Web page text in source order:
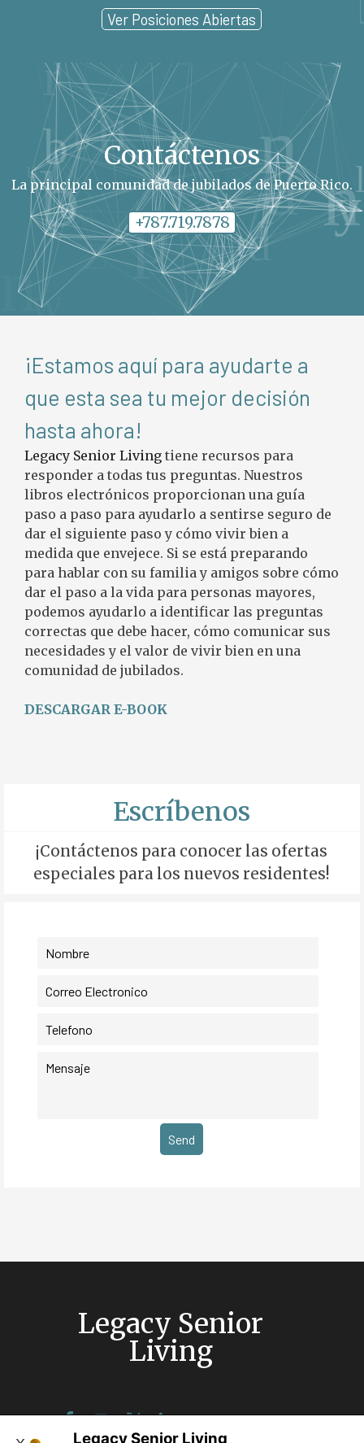
Ver Posiciones Abiertas
Contáctenos
La principal comunidad de jubilados de Puerto Rico.
+787.719.7878
¡Estamos aquí para ayudarte a
que esta sea tu mejor decisión
hasta ahora!
Legacy Senior Living tiene recursos para
responder a todas tus preguntas. Nuestros
libros electrónicos proporcionan una guía
paso a paso para ayudarlo a sentirse seguro de
dar el siguiente paso y cómo vivir bien a
medida que envejece. Si se está preparando
para hablar con su familia y amigos sobre cómo
dar el paso a la vida para personas mayores,
podemos ayudarlo a identificar las preguntas
correctas que debe hacer, cómo comunicar sus
necesidades y el valor de vivir bien en una
comunidad de jubilados.
DESCARGAR E-BOOK
Escríbenos
¡Contáctenos para conocer las ofertas
especiales para los nuevos residentes!
Legacy Senior
Living
Legacy Senior Living